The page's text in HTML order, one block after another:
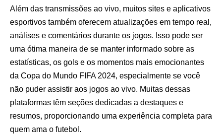
Além das transmissões ao vivo, muitos sites e aplicativos
esportivos também oferecem atualizações em tempo real,
análises e comentários durante os jogos. Isso pode ser
uma ótima maneira de se manter informado sobre as
estatísticas, os gols e os momentos mais emocionantes
da Copa do Mundo FIFA 2024, especialmente se você
não puder assistir aos jogos ao vivo. Muitas dessas
plataformas têm seções dedicadas a destaques e
resumos, proporcionando uma experiência completa para
quem ama o futebol.